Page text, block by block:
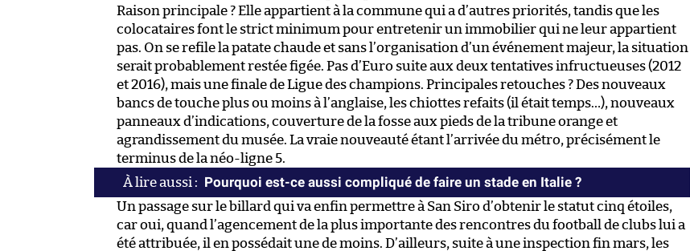
Raison principale ? Elle appartient à la commune qui a d’autres priorités, tandis que les
colocataires font le strict minimum pour entretenir un immobilier qui ne leur appartient
pas. On se refile la patate chaude et sans l’organisation d’un événement majeur, la situation
serait probablement restée figée. Pas d’Euro suite aux deux tentatives infructueuses (2012
et 2016), mais une finale de Ligue des champions. Principales retouches ? Des nouveaux
bancs de touche plus ou moins à l’anglaise, les chiottes refaits (il était temps…), nouveaux
panneaux d’indications, couverture de la fosse aux pieds de la tribune orange et
agrandissement du musée. La vraie nouveauté étant l’arrivée du métro, précisément le
terminus de la néo-ligne 5.
Pourquoi est-ce aussi compliqué de faire un stade en Italie ?
Un passage sur le billard qui va enfin permettre à San Siro d’obtenir le statut cinq étoiles,
car oui, quand l’agencement de la plus importante des rencontres du football de clubs lui a
été attribuée, il en possédait une de moins. D’ailleurs, suite à une inspection fin mars, les